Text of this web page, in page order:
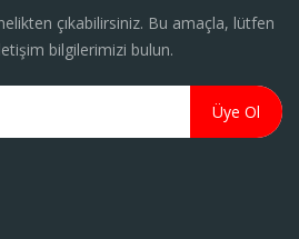
çıkabilirsiniz. Bu amaçla, lütfen
bilgilerimizi bulun.